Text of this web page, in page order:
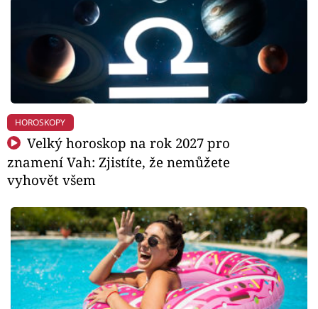
HOROSKOPY
Velký horoskop na rok 2027 pro
znamení Vah: Zjistíte, že nemůžete
vyhovět všem